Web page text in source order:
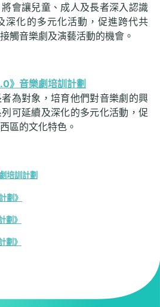
會讓兒童、成人及長者深入認識
深化的多元化活動，促進跨代共
觸音樂劇及演藝活動的機會。
》音樂劇培訓計劃
為對象，培育他們對音樂劇的興
可延續及深化的多元化活動，促
區的文化特色。
培訓計劃
劃》
劃》
劃》